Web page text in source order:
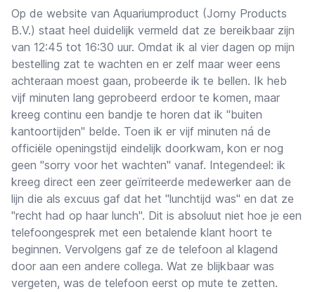
Op de website van Aquariumproduct (Jorny Products
B.V.) staat heel duidelijk vermeld dat ze bereikbaar zijn
van 12:45 tot 16:30 uur. Omdat ik al vier dagen op mijn
bestelling zat te wachten en er zelf maar weer eens
achteraan moest gaan, probeerde ik te bellen. Ik heb
vijf minuten lang geprobeerd erdoor te komen, maar
kreeg continu een bandje te horen dat ik "buiten
kantoortijden" belde. Toen ik er vijf minuten ná de
officiële openingstijd eindelijk doorkwam, kon er nog
geen "sorry voor het wachten" vanaf. Integendeel: ik
kreeg direct een zeer geïrriteerde medewerker aan de
lijn die als excuus gaf dat het "lunchtijd was" en dat ze
"recht had op haar lunch". Dit is absoluut niet hoe je een
telefoongesprek met een betalende klant hoort te
beginnen. Vervolgens gaf ze de telefoon al klagend
door aan een andere collega. Wat ze blijkbaar was
vergeten, was de telefoon eerst op mute te zetten.